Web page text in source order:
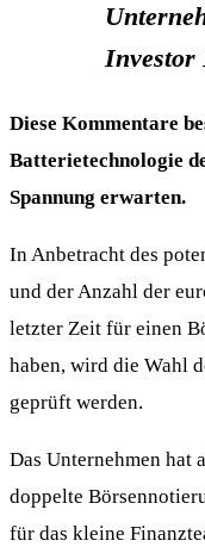
Investor
Diese Kommentare
Batterietechnologie
Spannung erwarten.
In Anbetracht des
und der Anzahl der
letzter Zeit für einen
haben, wird die Wahl
geprüft werden.
Das Unternehmen hat
doppelte
für das kleine